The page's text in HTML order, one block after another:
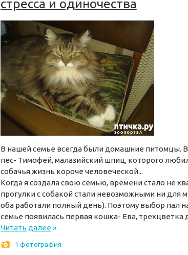
стресса и одиночества
В нашей семье всегда были домашние питомцы.
пес- Тимофей, малазийский шпиц, которого
собачья жизнь короче человеческой...
Когда я создала свою семью, времени стало не
прогулки с собакой стали невозможными ни для
оба работали полный день). Поэтому выбор пал
семье появилась первая кошка- Ева, трехцветка
Читать далее»
1 фотография